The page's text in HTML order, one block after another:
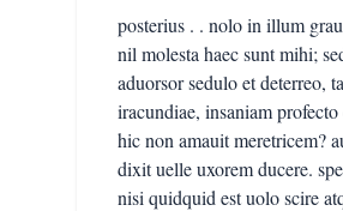
posterius . . nolo in illum
nil molesta haec sunt mihi;
aduorsor sedulo et deterreo,
iracundiae, insaniam
hic non amauit meretricem?
dixit uelle uxorem ducere.
nisi quidquid est uolo scire